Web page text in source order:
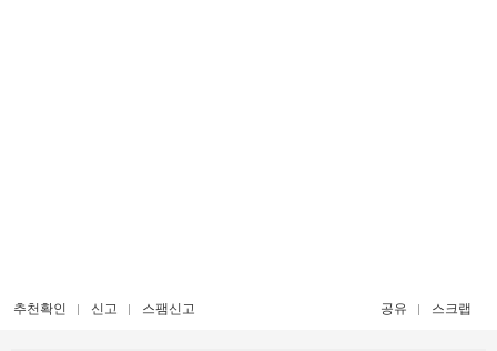
추천확인 신고 스팸신고 공유 스크랩